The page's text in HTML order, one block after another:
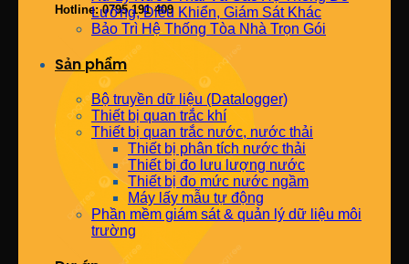
Hotline: 0795 191 409
Lường, Điều Khiển, Giám Sát Khác
Bảo Trì Hệ Thống Tòa Nhà Trọn Gói
Sản phẩm
Bộ truyền dữ liệu (Datalogger)
Thiết bị quan trắc khí
Thiết bị quan trắc nước, nước thải
Thiết bị phân tích nước thải
Thiết bị đo lưu lượng nước
Thiết bị đo mức nước ngầm
Máy lấy mẫu tự động
Phần mềm giám sát & quản lý dữ liệu môi
trường